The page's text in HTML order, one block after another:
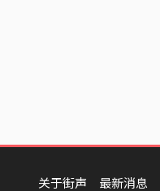
关于街声 最新消息